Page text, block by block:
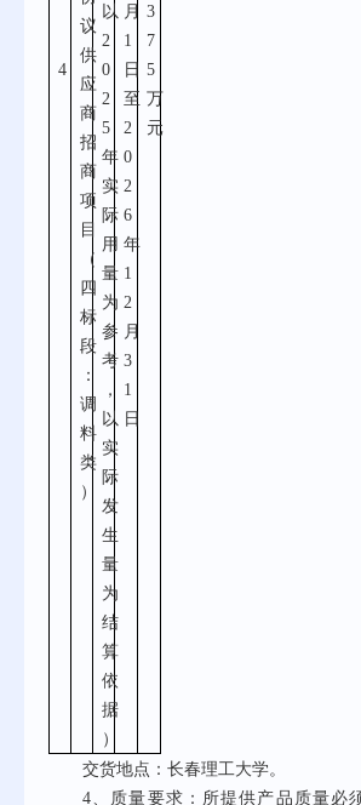
4
议
供
应
商
招
商
项
目
（
四
标
段
：
调
料
类
）
以
2
0
2
5
年
实
际
用
量
为
参
考
，
以
实
际
发
生
量
为
结
算
依
据
）
月
1
日
至
2
0
2
6
年
1
2
月
3
1
日
3
7
5
万
元
交货地点： 长春理工大学。
4、
质量要求 ：所提供产品质量必